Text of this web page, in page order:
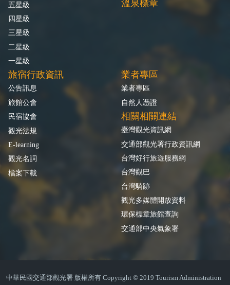
五星級
四星級
三星級
二星級
一星級
溫泉標章
旅宿行政資訊
公告訊息
旅館公會
民宿協會
觀光法規
E-learning
觀光名詞
檔案下載
業者專區
業者專區
自然人憑證
相關相關連結
臺灣觀光資訊網
交通部觀光署行政資訊網
台灣好行旅遊服務網
台灣觀巴
台灣騎跡
觀光多媒體開放資料
環保標章旅館查詢
交通部中央氣象署
中華民國交通部觀光署 版權所有 Copyright © 2019 Tourism Administration